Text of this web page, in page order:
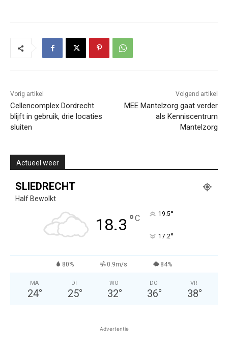
Vorig artikel
Cellencomplex Dordrecht
blijft in gebruik, drie locaties
sluiten
Volgend artikel
MEE Mantelzorg gaat verder
als Kenniscentrum
Mantelzorg
Actueel weer
SLIEDRECHT
Half Bewolkt
18.3 °C 19.5°
17.2°
80% 0.9m/s 84%
MA
24°
DI
25°
WO
32°
DO
36°
VR
38°
Advertentie